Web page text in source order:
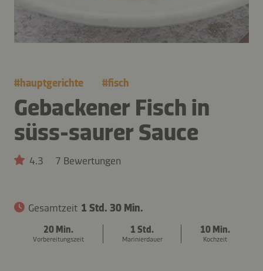
#hauptgerichte #fisch
Gebackener Fisch in
süss-saurer Sauce
4.3 7 Bewertungen
Gesamtzeit 1 Std. 30 Min.
20 Min.
Vorbereitungszeit
1 Std.
Marinierdauer
10 Min.
Kochzeit